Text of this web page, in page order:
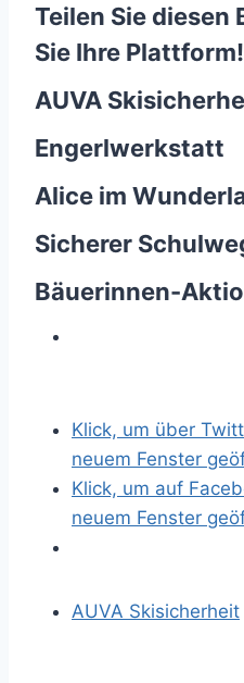
Teilen Sie diesen
Sie Ihre Plattform!
AUVA
Engerlwerkstatt
Alice im
Sicherer
Bäuerinnen-
i
g
e
g
s
Klick, um über
neuem Fenster
Klick, um auf
neuem Fenster
AUVA Skisicherheit